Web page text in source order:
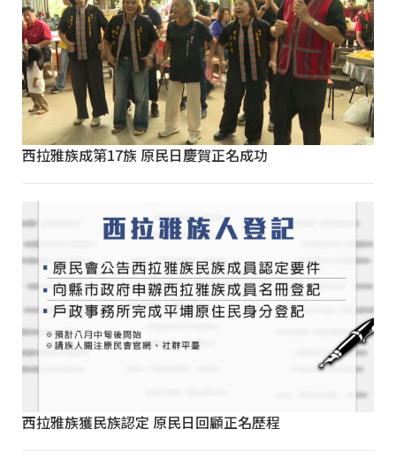
西拉雅族成第17族 原民日慶賀正名成功
西拉雅族獲民族認定 原民日回顧正名歷程